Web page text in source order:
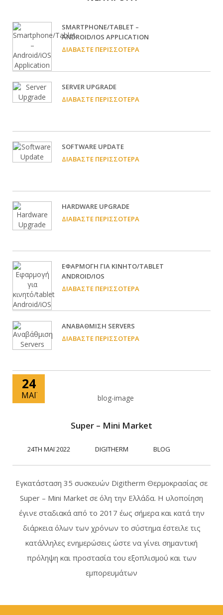
SMARTPHONE/TABLET –
ANDROID/IOS APPLICATION
ΔΙΑΒΆΣΤΕ ΠΕΡΙΣΣΌΤΕΡΑ
SERVER UPGRADE
ΔΙΑΒΆΣΤΕ ΠΕΡΙΣΣΌΤΕΡΑ
SOFTWARE UPDATE
ΔΙΑΒΆΣΤΕ ΠΕΡΙΣΣΌΤΕΡΑ
HARDWARE UPGRADE
ΔΙΑΒΆΣΤΕ ΠΕΡΙΣΣΌΤΕΡΑ
EΦΑΡΜΟΓΉ ΓΙΑ ΚΙΝΗΤΌ/TABLET
ANDROID/IOS
ΔΙΑΒΆΣΤΕ ΠΕΡΙΣΣΌΤΕΡΑ
ΑΝΑΒΆΘΜΙΣΗ SERVERS
ΔΙΑΒΆΣΤΕ ΠΕΡΙΣΣΌΤΕΡΑ
24
ΜΆΙ
Super – Mini Market
24TH ΜΆΙ 2022 DIGITHERM BLOG
Εγκατάσταση 35 συσκευών Digitherm Θερμοκρασίας σε
Super – Mini Market σε όλη την Ελλάδα. Η υλοποίηση
έγινε σταδιακά από το 2017 έως σήμερα και κατά την
διάρκεια όλων των χρόνων το σύστημα έστειλε τις
κατάλληλες ενημερώσεις ώστε να γίνει σημαντική
πρόληψη και προστασία του εξοπλισμού και των
εμπορευμάτων